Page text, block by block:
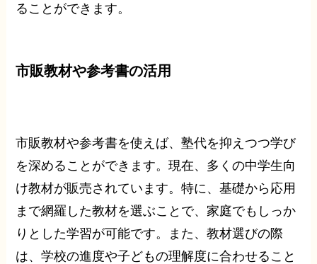
ることができます。
市販教材や参考書の活用
市販教材や参考書を使えば、塾代を抑えつつ学び
を深めることができます。現在、多くの中学生向
け教材が販売されています。特に、基礎から応用
まで網羅した教材を選ぶことで、家庭でもしっか
りとした学習が可能です。また、教材選びの際
は、学校の進度や子どもの理解度に合わせること